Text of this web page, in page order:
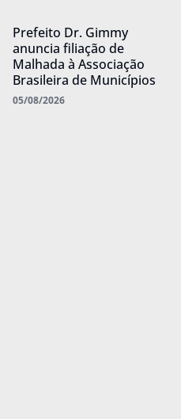
Prefeito Dr. Gimmy
anuncia filiação de
Malhada à Associação
Brasileira de Municípios
05/08/2026